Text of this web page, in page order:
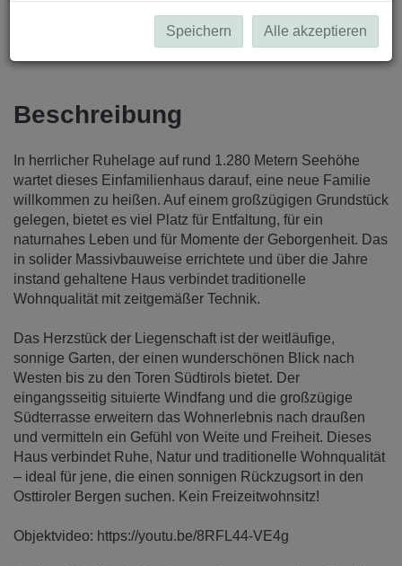
Beschreibung
In herrlicher Ruhelage auf rund 1.280 Metern Seehöhe
wartet dieses Einfamilienhaus darauf, eine neue Familie
willkommen zu heißen. Auf einem großzügigen Grundstück
gelegen, bietet es viel Platz für Entfaltung, für ein
naturnahes Leben und für Momente der Geborgenheit. Das
in solider Massivbauweise errichtete und über die Jahre
instand gehaltene Haus verbindet traditionelle
Wohnqualität mit zeitgemäßer Technik.
Das Herzstück der Liegenschaft ist der weitläufige,
sonnige Garten, der einen wunderschönen Blick nach
Westen bis zu den Toren Südtirols bietet. Der
eingangsseitig situierte Windfang und die großzügige
Südterrasse erweitern das Wohnerlebnis nach draußen
und vermitteln ein Gefühl von Weite und Freiheit. Dieses
Haus verbindet Ruhe, Natur und traditionelle Wohnqualität
– ideal für jene, die einen sonnigen Rückzugsort in den
Osttiroler Bergen suchen. Kein Freizeitwohnsitz!
Objektvideo: https://youtu.be/8RFL44-VE4g
Speichern Alle akzeptieren